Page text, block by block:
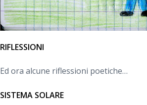
RIFLESSIONI
Ed ora alcune riflessioni poetiche…
SISTEMA SOLARE